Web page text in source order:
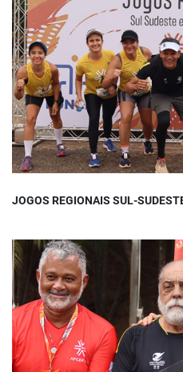
JOGOS REGIONAIS SUL-